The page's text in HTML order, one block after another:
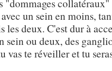
"dommages
un sein en moins,
les deux. C'est dur à
ou deux, des
te réveiller et tu